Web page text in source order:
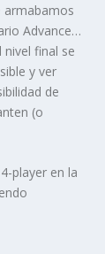
armabamos
Advance…
nivel final se
y ver
de
(o
player en la